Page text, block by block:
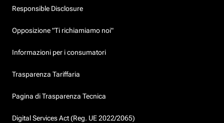
Responsible Disclosure
Opposizione "Ti richiamiamo noi"
Informazioni per i consumatori
Trasparenza Tariffaria
Pagina di Trasparenza Tecnica
Digital Services Act (Reg. UE 2022/2065)